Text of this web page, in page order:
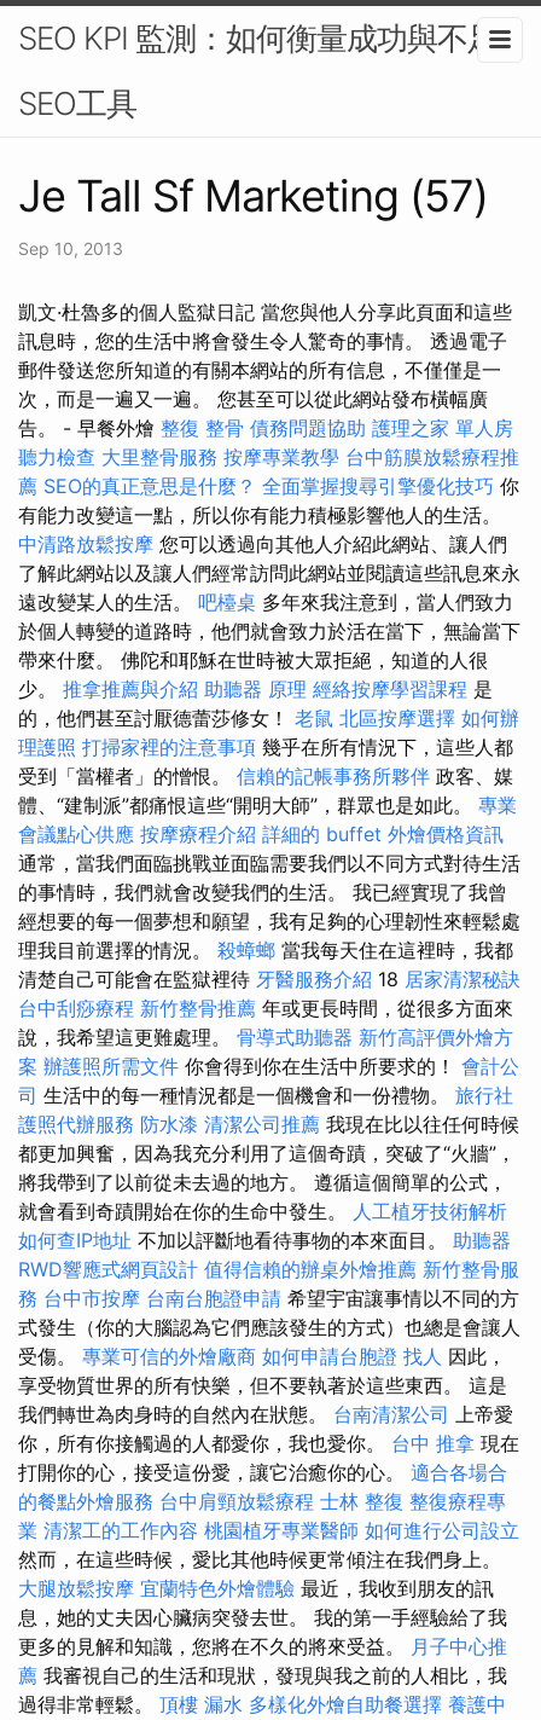
SEO KPI 監測：如何衡量成功與不足-
SEO工具
Je Tall Sf Marketing (57)
Sep 10, 2013
凱文·杜魯多的個人監獄日記 當您與他人分享此頁面和這些
訊息時，您的生活中將會發生令人驚奇的事情。 透過電子
郵件發送您所知道的有關本網站的所有信息，不僅僅是一
次，而是一遍又一遍。 您甚至可以從此網站發布橫幅廣
告。 - 早餐外燴 整復 整骨 債務問題協助 護理之家 單人房
聽力檢查 大里整骨服務 按摩專業教學 台中筋膜放鬆療程推
薦 SEO的真正意思是什麼？ 全面掌握搜尋引擎優化技巧 你
有能力改變這一點，所以你有能力積極影響他人的生活。
中清路放鬆按摩 您可以透過向其他人介紹此網站、讓人們
了解此網站以及讓人們經常訪問此網站並閱讀這些訊息來永
遠改變某人的生活。 吧檯桌 多年來我注意到，當人們致力
於個人轉變的道路時，他們就會致力於活在當下，無論當下
帶來什麼。 佛陀和耶穌在世時被大眾拒絕，知道的人很
少。 推拿推薦與介紹 助聽器 原理 經絡按摩學習課程 是
的，他們甚至討厭德蕾莎修女！ 老鼠 北區按摩選擇 如何辦
理護照 打掃家裡的注意事項 幾乎在所有情況下，這些人都
受到「當權者」的憎恨。 信賴的記帳事務所夥伴 政客、媒
體、“建制派”都痛恨這些“開明大師”，群眾也是如此。 專業
會議點心供應 按摩療程介紹 詳細的 buffet 外燴價格資訊
通常，當我們面臨挑戰並面臨需要我們以不同方式對待生活
的事情時，我們就會改變我們的生活。 我已經實現了我曾
經想要的每一個夢想和願望，我有足夠的心理韌性來輕鬆處
理我目前選擇的情況。 殺蟑螂 當我每天住在這裡時，我都
清楚自己可能會在監獄裡待 牙醫服務介紹 18 居家清潔秘訣
台中刮痧療程 新竹整骨推薦 年或更長時間，從很多方面來
說，我希望這更難處理。 骨導式助聽器 新竹高評價外燴方
案 辦護照所需文件 你會得到你在生活中所要求的！ 會計公
司 生活中的每一種情況都是一個機會和一份禮物。 旅行社
護照代辦服務 防水漆 清潔公司推薦 我現在比以往任何時候
都更加興奮，因為我充分利用了這個奇蹟，突破了“火牆”，
將我帶到了以前從未去過的地方。 遵循這個簡單的公式，
就會看到奇蹟開始在你的生命中發生。 人工植牙技術解析
如何查IP地址 不加以評斷地看待事物的本來面目。 助聽器
RWD響應式網頁設計 值得信賴的辦桌外燴推薦 新竹整骨服
務 台中市按摩 台南台胞證申請 希望宇宙讓事情以不同的方
式發生（你的大腦認為它們應該發生的方式）也總是會讓人
受傷。 專業可信的外燴廠商 如何申請台胞證 找人 因此，
享受物質世界的所有快樂，但不要執著於這些東西。 這是
我們轉世為肉身時的自然內在狀態。 台南清潔公司 上帝愛
你，所有你接觸過的人都愛你，我也愛你。 台中 推拿 現在
打開你的心，接受這份愛，讓它治癒你的心。 適合各場合
的餐點外燴服務 台中肩頸放鬆療程 士林 整復 整復療程專
業 清潔工的工作內容 桃園植牙專業醫師 如何進行公司設立
然而，在這些時候，愛比其他時候更常傾注在我們身上。
大腿放鬆按摩 宜蘭特色外燴體驗 最近，我收到朋友的訊
息，她的丈夫因心臟病突發去世。 我的第一手經驗給了我
更多的見解和知識，您將在不久的將來受益。 月子中心推
薦 我審視自己的生活和現狀，發現與我之前的人相比，我
過得非常輕鬆。 頂樓 漏水 多樣化外燴自助餐選擇 養護中